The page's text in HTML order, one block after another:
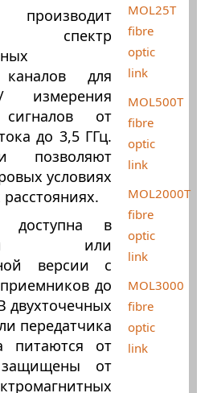
спектр
каналов для
измерения
сигналов от
до 3,5 ГГц.
позволяют
условиях
доступна в
или
версии с
до
двухточечных
передатчика
питаются от
от
MOL25T
fibre
optic
link
MOL500T
fibre
optic
link
MOL2000T
fibre
optic
link
MOL3000
fibre
optic
link